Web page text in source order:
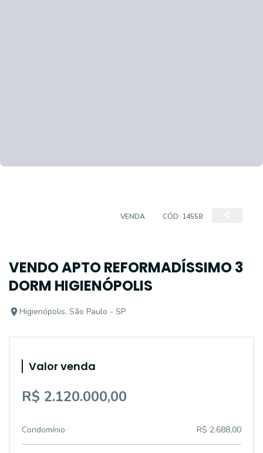
VENDA CÓD: 14558
VENDO APTO REFORMADÍSSIMO 3
DORM HIGIENÓPOLIS
Higienópolis, São Paulo - SP
Valor venda
R$ 2.120.000,00
Condomínio R$ 2.688,00